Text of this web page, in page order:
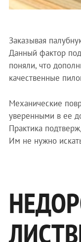
Заказывая
Данный фактор
поняли, что
качественные
Механические
уверенными в ее
Практика
Им не нужно